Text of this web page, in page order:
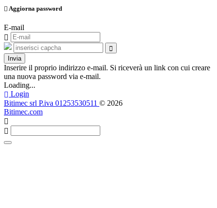
Aggiorna password
E-mail
Invia
Inserire il proprio indirizzo e-mail. Si riceverà un link con cui creare
una nuova password via e-mail.
Loading...
Login
Bitimec srl P.iva 01253530511 © 2026
Bitimec.com